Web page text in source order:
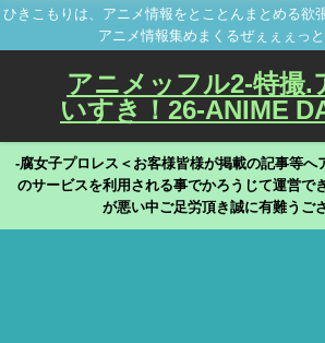
ひきこもりは、アニメ情報をとことんまとめる欲
アニメ情報集めまくるぜぇぇぇっと
アニメッフル2-特撮.
いすき！26-ANIME
-腐女子プロレス＜お客様皆様が掲載の記事等へ
のサービスを利用される事でかろうじて運営で
が悪い中ご足労頂き誠に有難うご